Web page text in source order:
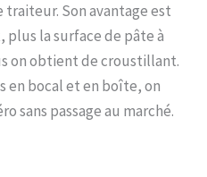
Son avantage est
la surface de pâte à
on obtient de croustillant.
en bocal et en boîte, on
sans passage au marché.